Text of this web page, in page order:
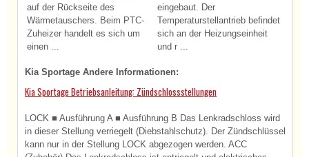
auf der Rückseite des
Wärmetauschers. Beim PTC-
Zuheizer handelt es sich um
einen ...
eingebaut. Der
Temperaturstellantrieb befindet
sich an der Heizungseinheit
und r ...
Kia Sportage Andere Informationen:
Kia Sportage Betriebsanleitung: Zündschlossstellungen
LOCK ■ Ausführung A ■ Ausführung B Das Lenkradschloss wird
in dieser Stellung verriegelt (Diebstahlschutz). Der Zündschlüssel
kann nur in der Stellung LOCK abgezogen werden. ACC